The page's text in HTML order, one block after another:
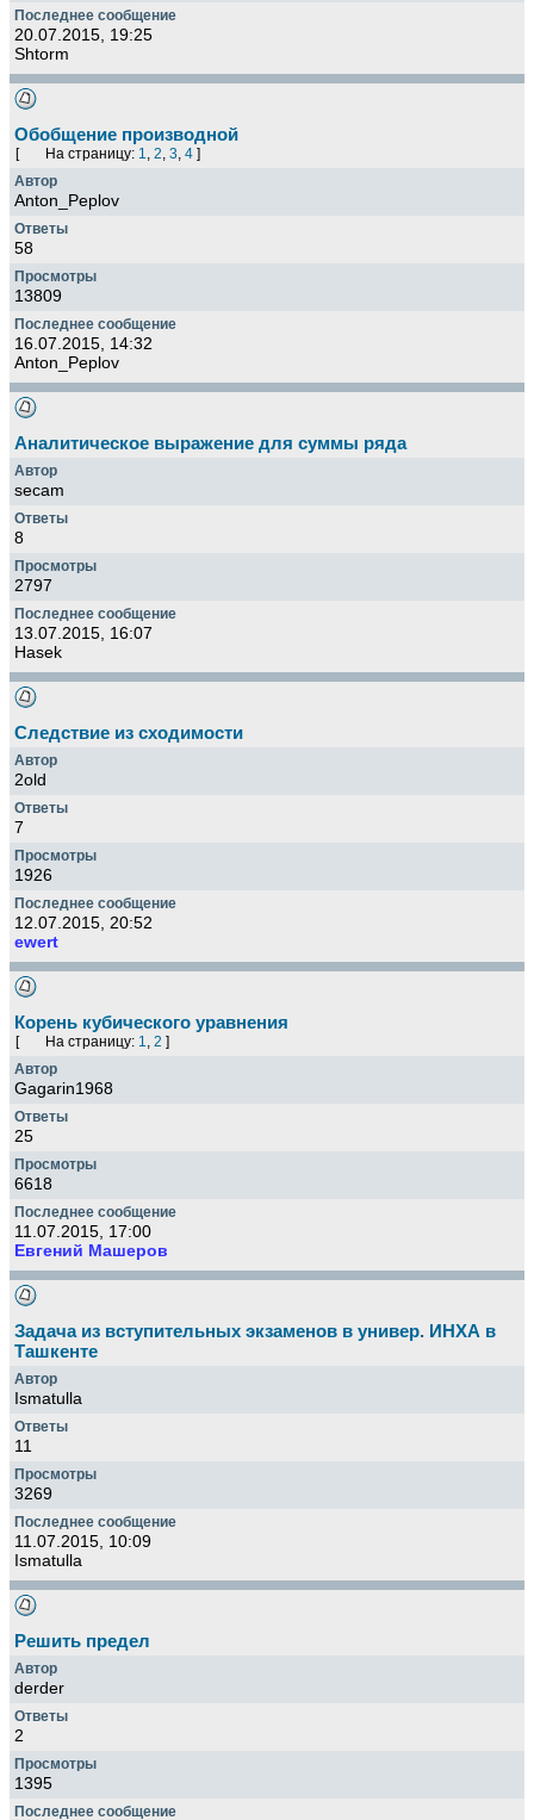
20.07.2015, 19:25
Shtorm
Обобщение производной
[ На страницу: 1, 2, 3, 4]
Anton_Peplov
58
13809
16.07.2015, 14:32
Anton_Peplov
Аналитическое выражение для суммы ряда
secam
8
2797
13.07.2015, 16:07
Hasek
Следствие из сходимости
2old
7
1926
12.07.2015, 20:52
ewert
Корень кубического уравнения
[ На страницу: 1, 2 ]
Gagarin1968
25
6618
11.07.2015, 17:00
Евгений Машеров
Задача из вступительных экзаменов в универ. ИНХА в
Ташкенте
Ismatulla
11
3269
11.07.2015, 10:09
Ismatulla
Решить предел
derder
2
1395